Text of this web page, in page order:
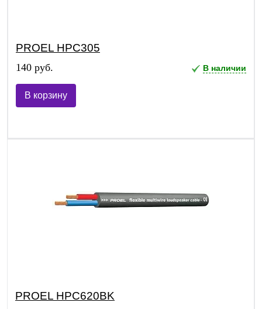
PROEL HPC305
140 руб. В наличии
В корзину
PROEL HPC620BK